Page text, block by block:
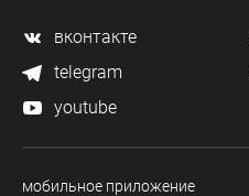
вконтакте
telegram
youtube
мобильное приложение